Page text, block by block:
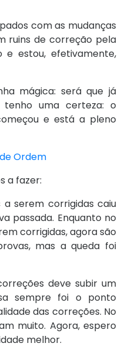
com as mudanças
ruins de correção pela
e estou, efetivamente,
mágica: será que já
tenho uma certeza: o
e está a pleno
Ordem
a fazer:
serem corrigidas caiu
passada. Enquanto no
corrigidas, agora são
mas a queda foi
deve subir um
sempre foi o ponto
das correções. No
muito. Agora, espero
melhor.